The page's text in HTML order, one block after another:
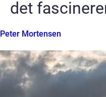
det
Peter Mortensen